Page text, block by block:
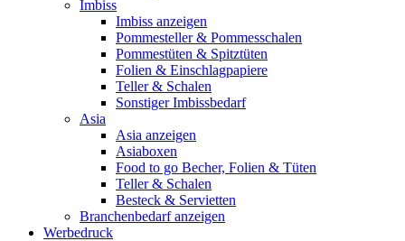
Imbiss
Imbiss anzeigen
Pommesteller & Pommesschalen
Pommestüten & Spitztüten
Folien & Einschlagpapiere
Teller & Schalen
Sonstiger Imbissbedarf
Asia
Asia anzeigen
Asiaboxen
Food to go Becher, Folien & Tüten
Teller & Schalen
Besteck & Servietten
Branchenbedarf anzeigen
Werbedruck